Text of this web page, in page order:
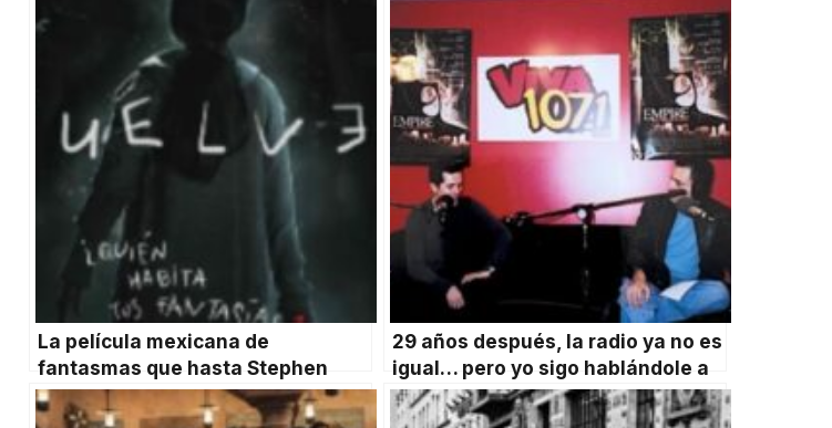
La película mexicana de
fantasmas que hasta Stephen
King recomendó
29 años después, la radio ya no es
igual… pero yo sigo hablándole a
un micrófono